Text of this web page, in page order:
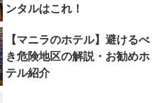
ンタルはこれ！
【マニラのホテル】避けるべ
き危険地区の解説・お勧めホ
テル紹介